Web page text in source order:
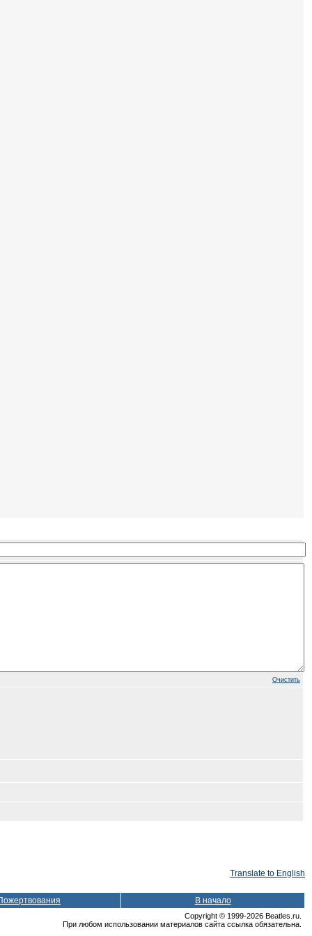
Очистить
Translate to English
В начало
Copyright © 1999-2026 Beatles.ru.
При любом использовании материалов сайта ссылка обязательна.